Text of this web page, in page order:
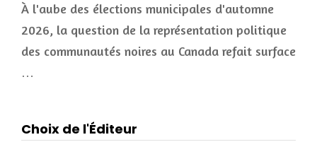
À l'aube des élections municipales d'automne
2026, la question de la représentation politique
des communautés noires au Canada refait surface
…
Choix de l'Éditeur